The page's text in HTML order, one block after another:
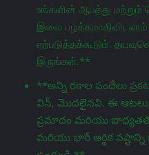
உங்களின் ஆபத்து மற்றும்
இவை பழக்கமாகிவிடலாம்
ஏற்படுத்தக்கூடும்.
இருங்கள்.**
**అన్ని రకాల పందేలు
విన్, మొదలైనవి. ఈ ఆటలు
ప్రమాదం మరియు
మరియు భారీ ఆర్థిక నష్టాన్ని